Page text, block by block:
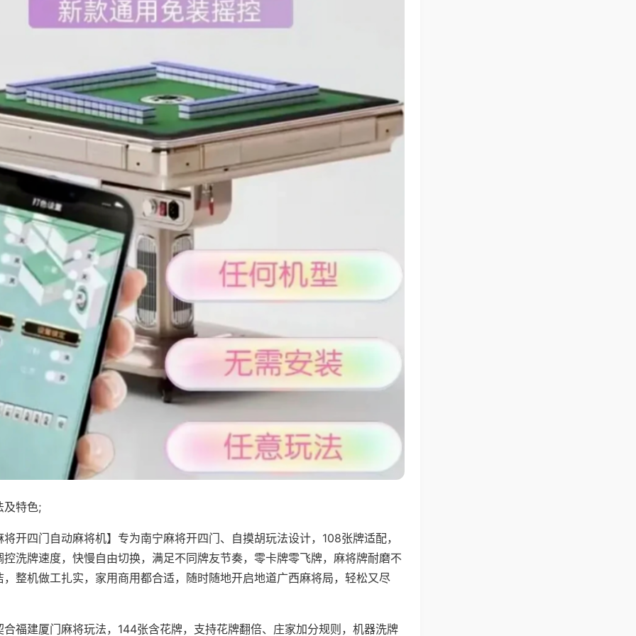
及特色;
开四门自动麻将机】专为南宁麻将开四门、自摸胡玩法设计，108张牌适配，
洗牌速度，快慢自由切换，满足不同牌友节奏，零卡牌零飞牌，麻将牌耐磨不
整机做工扎实，家用商用都合适，随时随地开启地道广西麻将局，轻松又尽
合福建厦门麻将玩法，144张含花牌，支持花牌翻倍、庄家加分规则，机器洗牌